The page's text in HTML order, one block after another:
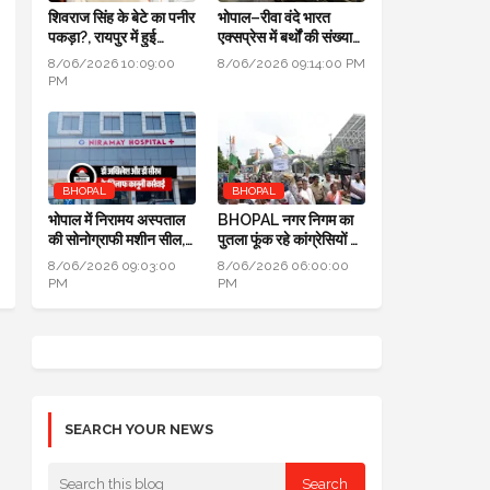
शिवराज सिंह के बेटे का पनीर
पकड़ा?, रायपुर में हुई
कार्रवाई, जांच के लिए लैब
भेजा
8/06/2026 10:09:00
PM
भोपाल–रीवा वंदे भारत
एक्सप्रेस में बर्थों की संख्या
डबल से ज्यादा हुई
8/06/2026 09:14:00 PM
BHOPAL
भोपाल में निरामय अस्पताल
की सोनोग्राफी मशीन सील,
सीएमएचओ ने की कार्यवाही
8/06/2026 09:03:00
PM
BHOPAL
BHOPAL नगर निगम का
पुतला फूंक रहे कांग्रेसियों ने
कहा: जब एरिया कमर्शियल
नहीं तो टैक्स क्यों लिया
8/06/2026 06:00:00
PM
SEARCH YOUR NEWS